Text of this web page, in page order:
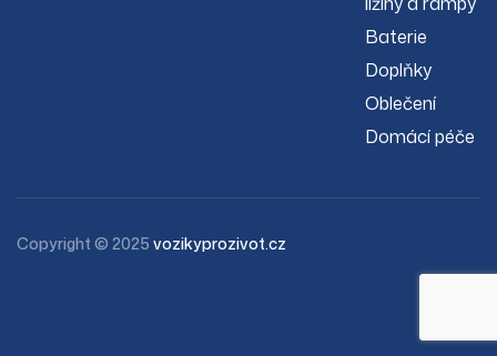
Baterie
Doplňky
Oblečení
Domácí péče
Copyright © 2025 vozikyprozivot.cz